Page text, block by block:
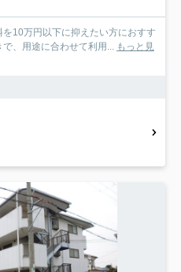
10万円以下に抑えたい方におすす
、用途に合わせて利用... もっと見